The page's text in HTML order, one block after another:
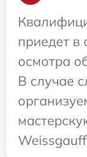
приедет в
осмотра
В случае